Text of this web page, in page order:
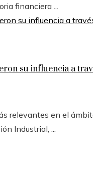
financiera ...
su influencia a
relevantes en el
Industrial, ...